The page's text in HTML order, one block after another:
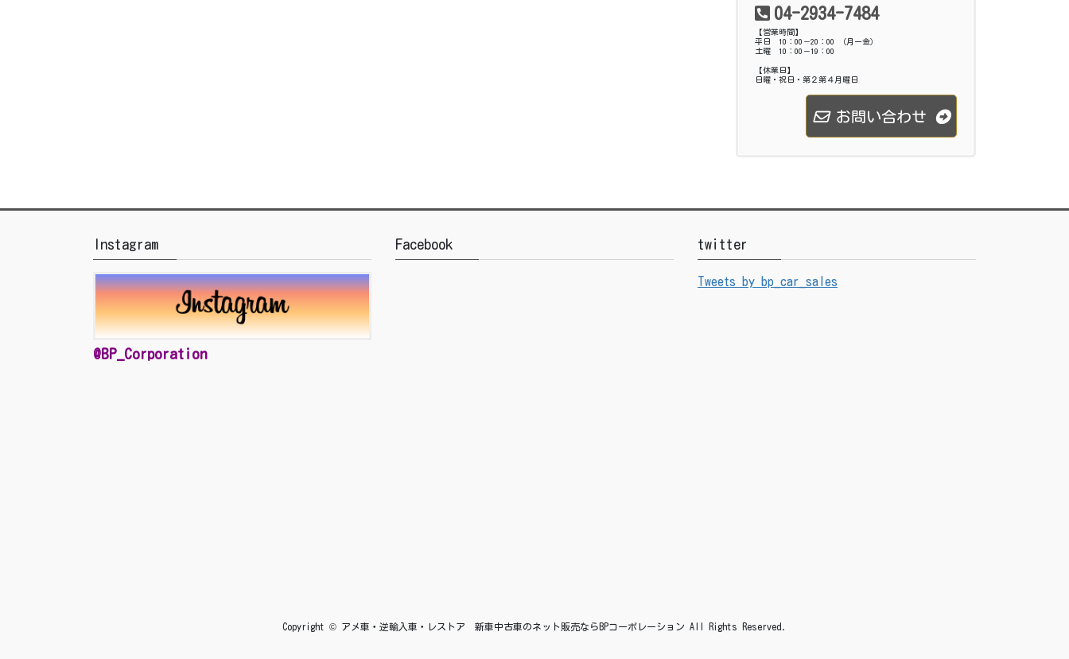
04-2934-7484
【営業時間】
平日 10：00－20：00 （月ー金）
土曜 10：00－19：00
【休業日】
日曜・祝日・第２第４月曜日
お問い合わせ
Instagram
@BP_Corporation
Facebook twitter
Tweets by bp_car_sales
Copyright © アメ車・逆輸入車・レストア 新車中古車のネット販売ならBPコーポレーション All Rights Reserved.